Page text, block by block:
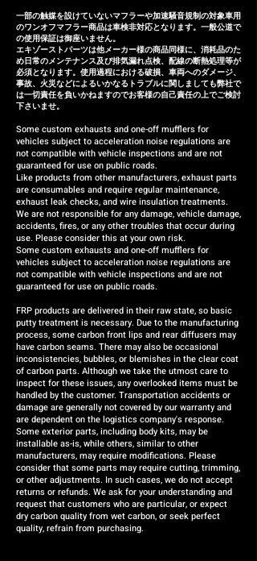
that the exhaust system
cannot be installed due to
inability to make minor
adjustments or if there are
defects within three months of
installation, we will respond by
providing a replacement or a
refund (the refund amount will
be case-by-case).
一部の触媒を設けていないマフラーや加速騒音規制の対象車用
のワンオフマフラー商品は車検非対応となります。一般公道で
の使用保証は御座いません。
エキゾーストパーツは他メーカー様の商品同様に、消耗品のた
め日常のメンテナンス及び排気漏れ点検、配線の断熱処理等が
必須となります。使用過程における破損、車両へのダメージ、
事故、火災などによるいかなるトラブルに関しましても弊社で
は一切責任を負いかねますのでお客様の自己責任の上でご検討
下さいませ。
Some custom exhausts and one-off mufflers for
vehicles subject to acceleration noise regulations are
not compatible with vehicle inspections and are not
guaranteed for use on public roads.
Like products from other manufacturers, exhaust parts
are consumables and require regular maintenance,
exhaust leak checks, and wire insulation treatments.
We are not responsible for any damage, vehicle damage,
accidents, fires, or any other troubles that occur during
use. Please consider this at your own risk.
Some custom exhausts and one-off mufflers for
vehicles subject to acceleration noise regulations are
not compatible with vehicle inspections and are not
guaranteed for use on public roads.
FRP products are delivered in their raw state, so basic
putty treatment is necessary. Due to the manufacturing
process, some carbon front lips and rear diffusers may
have carbon seams. There may also be occasional
inconsistencies, bubbles, or blemishes in the clear coat
of carbon parts. Although we take the utmost care to
inspect for these issues, any overlooked items must be
handled by the customer. Transportation accidents or
damage are generally not covered by our warranty and
are dependent on the logistics company's response.
Some exterior parts, including body kits, may be
installable as-is, while others, similar to other
manufacturers, may require modifications. Please
consider that some parts may require cutting, trimming,
or other adjustments. In such cases, we do not accept
returns or refunds. We ask for your understanding and
request that customers who are particular, or expect
dry carbon quality from wet carbon, or seek perfect
quality, refrain from purchasing.